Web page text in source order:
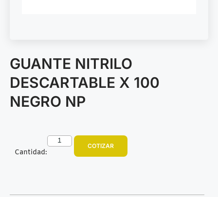
GUANTE NITRILO
DESCARTABLE X 100
NEGRO NP
Cantidad:
COTIZAR